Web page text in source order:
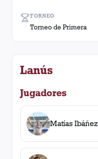
TORNEO
Torneo de Primera
Lanús
Jugadores
Matías Ibáñez